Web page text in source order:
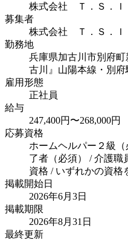
株式会社 Ｔ．Ｓ．Ｉ
募集者
株式会社 Ｔ．Ｓ．Ｉ
勤務地
兵庫県加古川市別府
古川』 山陽本線・別府
雇用形態
正社員
給与
247,400円〜268,000円
応募資格
ホームヘルパー２級
了者（必須） / 介護職
資格 / いずれかの資格
掲載開始日
2026年6月3日
掲載期限
2026年8月31日
最終更新